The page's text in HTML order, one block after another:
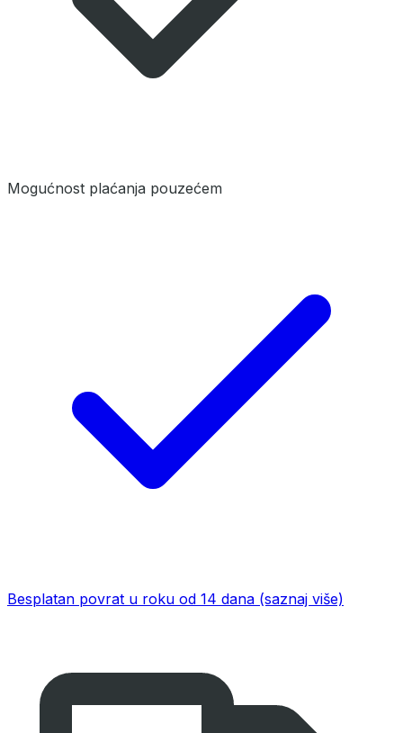
Mogućnost plaćanja pouzećem
Besplatan povrat u roku od 14 dana (saznaj više)